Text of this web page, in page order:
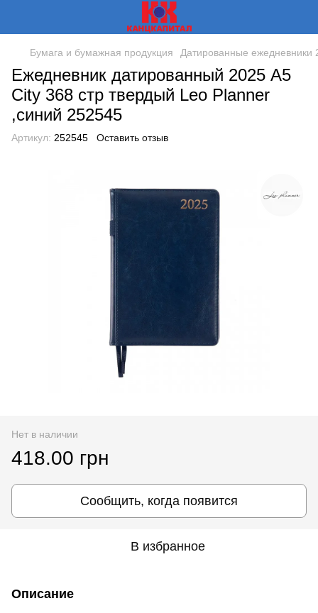
Бумага и бумажная продукция Датированные ежедневники
Ежедневник датированный 2025 А5
City 368 стр твердый Leo Planner
,синий 252545
Артикул: 252545 Оставить отзыв
Нет в наличии
418.00 грн
Сообщить, когда появится
В избранное
Описание